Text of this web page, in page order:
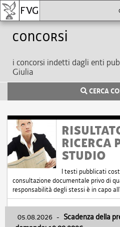
Concorsi
i concorsi indetti dagli enti
Giulia
CERCA
RICERCA
STUDIO
I testi pubblicati
consultazione documentale privo di
responsabilità degli stessi è in capo
05.08.2026 - Scadenza della